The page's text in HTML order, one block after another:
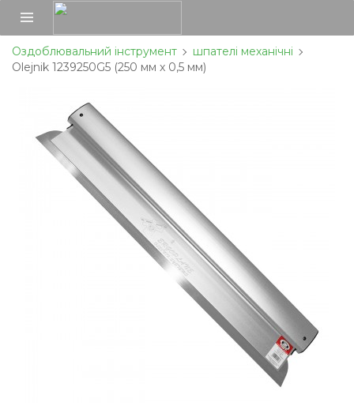
Оздоблювальний інструмент
шпателі механічні
Olejnik 1239250G5 (250 мм x 0,5 мм)